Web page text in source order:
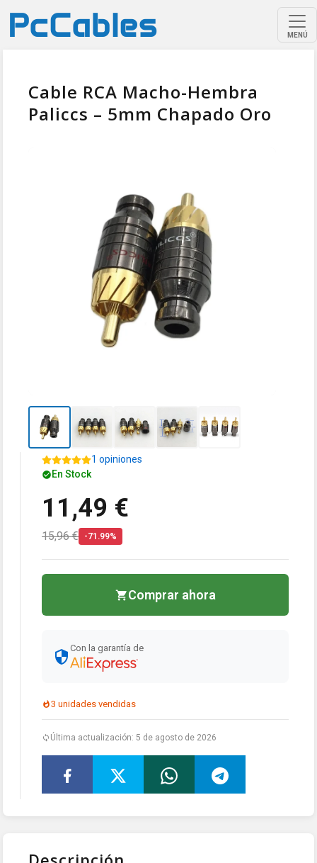
MENÚ
Cable RCA Macho-Hembra
Paliccs – 5mm Chapado Oro
1 opiniones
En Stock
11,49 €
15,96 € -71.99%
Comprar ahora
Con la garantía de
3 unidades vendidas
Última actualización: 5 de agosto de 2026